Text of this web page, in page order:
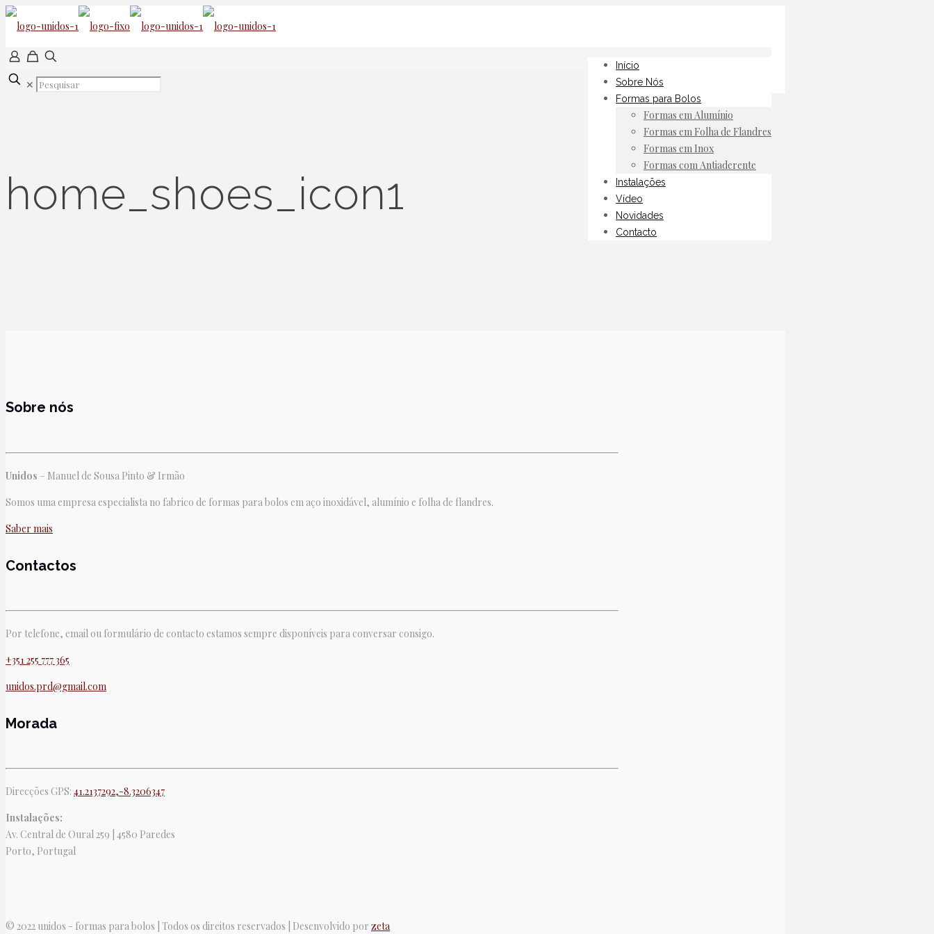
Início
Sobre Nós
Formas para Bolos
Formas em Alumínio
Formas em Folha de Flandres
Formas em Inox
Formas com Antiaderente
Instalações
Vídeo
Novidades
Contacto
✕
home_shoes_icon1
Sobre nós
Unidos – Manuel de Sousa Pinto & Irmão
Somos uma empresa especialista no fabrico de formas para bolos em aço inoxidável, alumínio e folha de flandres.
Saber mais
Contactos
Por telefone, email ou formulário de contacto estamos sempre disponíveis para conversar consigo.
+351 255 777 365
unidos.prd@gmail.com
Morada
Direcções GPS: 41.2137292,-8.3206347
Instalações:
Av. Central de Oural 259 | 4580 Paredes
Porto, Portugal
© 2022 unidos - formas para bolos | Todos os direitos reservados | Desenvolvido por zeta